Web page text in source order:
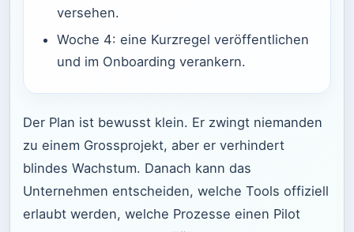
versehen.
Woche 4: eine Kurzregel veröffentlichen
und im Onboarding verankern.
Der Plan ist bewusst klein. Er zwingt niemanden
zu einem Grossprojekt, aber er verhindert
blindes Wachstum. Danach kann das
Unternehmen entscheiden, welche Tools offiziell
erlaubt werden, welche Prozesse einen Pilot